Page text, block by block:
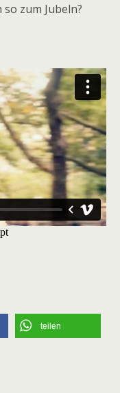
zum Jubeln?
teilen